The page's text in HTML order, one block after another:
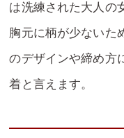
は洗練された大人の
胸元に柄が少ないた
のデザインや締め方
着と言えます。